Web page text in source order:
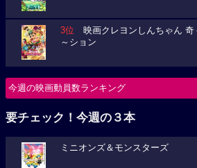
3位 映画クレヨンしんちゃん 奇
～ション
今週の映画動員数ランキング
要チェック！今週の３本
ミニオンズ＆モンスターズ